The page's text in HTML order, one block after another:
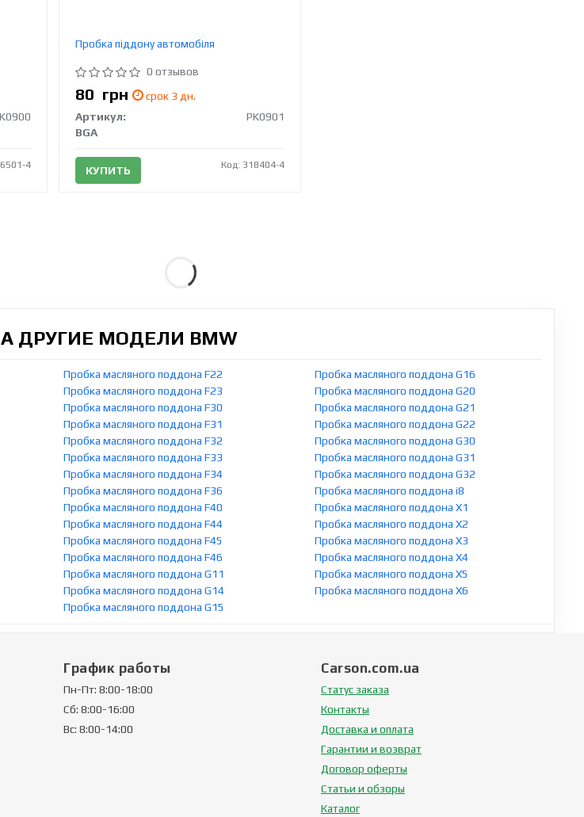
4
Пробка піддону автомобіля
0 отзывов
80 грн
срок 3 дн.
Артикул:
PK0901
BGA
КУПИТЬ Код: 318404-4
ДРУГИЕ МОДЕЛИ BMW
Пробка масляного поддона F22
Пробка масляного поддона F23
Пробка масляного поддона F30
Пробка масляного поддона F31
Пробка масляного поддона F32
Пробка масляного поддона F33
Пробка масляного поддона F34
Пробка масляного поддона F36
Пробка масляного поддона F40
Пробка масляного поддона F44
Пробка масляного поддона F45
Пробка масляного поддона F46
Пробка масляного поддона G11
Пробка масляного поддона G14
Пробка масляного поддона G15
Пробка масляного поддона G16
Пробка масляного поддона G20
Пробка масляного поддона G21
Пробка масляного поддона G22
Пробка масляного поддона G30
Пробка масляного поддона G31
Пробка масляного поддона G32
Пробка масляного поддона i8
Пробка масляного поддона X1
Пробка масляного поддона X2
Пробка масляного поддона X3
Пробка масляного поддона X4
Пробка масляного поддона X5
Пробка масляного поддона X6
График работы
Пн-Пт: 8:00-18:00
Сб: 8:00-16:00
Вс: 8:00-14:00
Carson.com.ua
Статус заказа
Контакты
Доставка и оплата
Гарантии и возврат
Договор оферты
Статьи и обзоры
Каталог